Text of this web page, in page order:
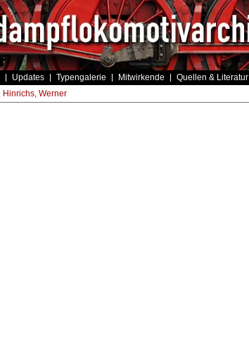
Updates Typengalerie Mitwirkende Quellen & Literatur
Hinrichs, Werner